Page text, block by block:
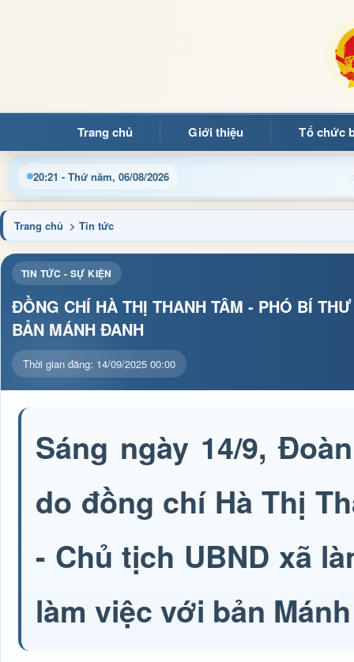
Trang chủ Giới thiệu Tổ chức
20:21 - Thứ năm, 06/08/2026
thủ tục hành chính và tin tức địa phương nhanh chóng, chính
Trang chủ > Tin tức
TIN TỨC - SỰ KIỆN
ĐỒNG CHÍ HÀ THỊ THANH TÂM - PHÓ BÍ
BẢN MÁNH ĐANH
Thời gian đăng: 14/09/2025 00:00
Sáng ngày 14/9,
do đồng chí Hà Thị
- Chủ tịch UBND xã
làm việc với bản